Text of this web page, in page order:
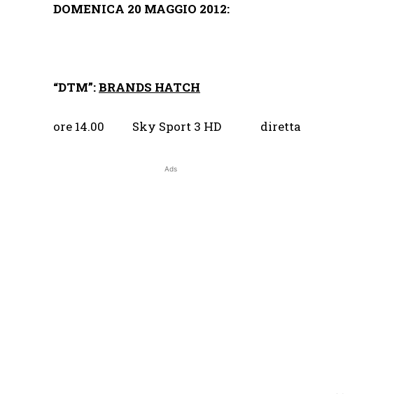
DOMENICA 20 MAGGIO 2012:
“DTM”:BRANDS HATCH
ore 14.00 Sky Sport 3 HD diretta
Ads